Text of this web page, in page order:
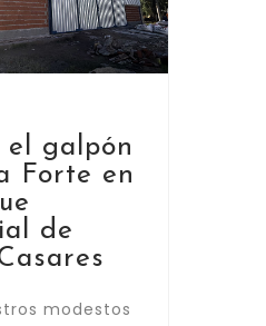
el galpón
Forte en
de
modestos